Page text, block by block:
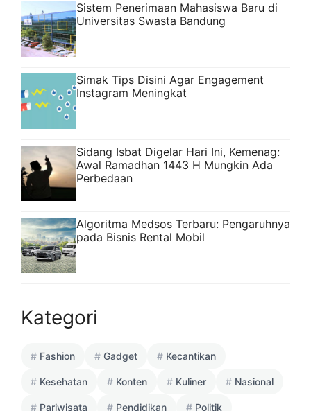
Sistem Penerimaan Mahasiswa Baru di
Universitas Swasta Bandung
Simak Tips Disini Agar Engagement
Instagram Meningkat
Sidang Isbat Digelar Hari Ini, Kemenag:
Awal Ramadhan 1443 H Mungkin Ada
Perbedaan
Algoritma Medsos Terbaru: Pengaruhnya
pada Bisnis Rental Mobil
Kategori
Fashion Gadget Kecantikan
Kesehatan Konten Kuliner Nasional
Pariwisata Pendidikan Politik